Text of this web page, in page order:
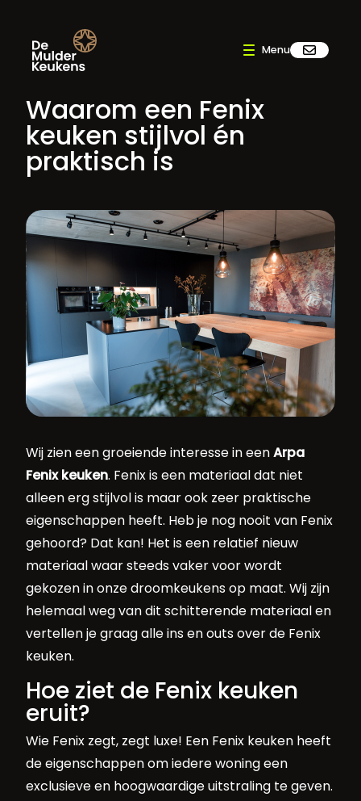
Waarom een Fenix
keuken stijlvol én
praktisch is
Wij zien een groeiende interesse in een Arpa
Fenix keuken. Fenix is een materiaal dat niet
alleen erg stijlvol is maar ook zeer praktische
eigenschappen heeft. Heb je nog nooit van Fenix
gehoord? Dat kan! Het is een relatief nieuw
materiaal waar steeds vaker voor wordt
gekozen in onze droomkeukens op maat. Wij zijn
helemaal weg van dit schitterende materiaal en
vertellen je graag alle ins en outs over de Fenix
keuken.
Hoe ziet de Fenix keuken
eruit?
Wie Fenix zegt, zegt luxe! Een Fenix keuken heeft
de eigenschappen om iedere woning een
exclusieve en hoogwaardige uitstraling te geven.